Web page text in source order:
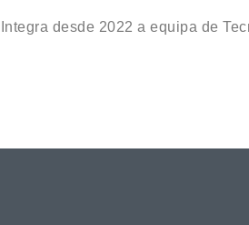
Integra desde 2022 a equipa de